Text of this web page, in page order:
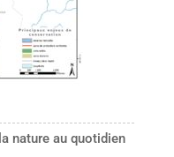
nature au quotidien